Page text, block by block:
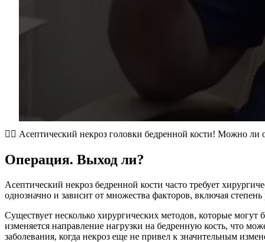
🙋‍♂️ Асептический некроз головки бедренной кости! Можно ли
Операция. Выход ли?
Асептический некроз бедренной кости часто требует
однозначно и зависит от множества факторов, включая
Существует несколько хирургических методов, которые
изменяется направление нагрузки на бедренную кость, что
заболевания, когда некроз еще не привел к значительным